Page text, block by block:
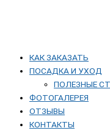
КАК ЗАКАЗАТЬ
ПОСАДКА И УХОД
ПОЛЕЗНЫЕ
ФОТОГАЛЕРЕЯ
ОТЗЫВЫ
КОНТАКТЫ